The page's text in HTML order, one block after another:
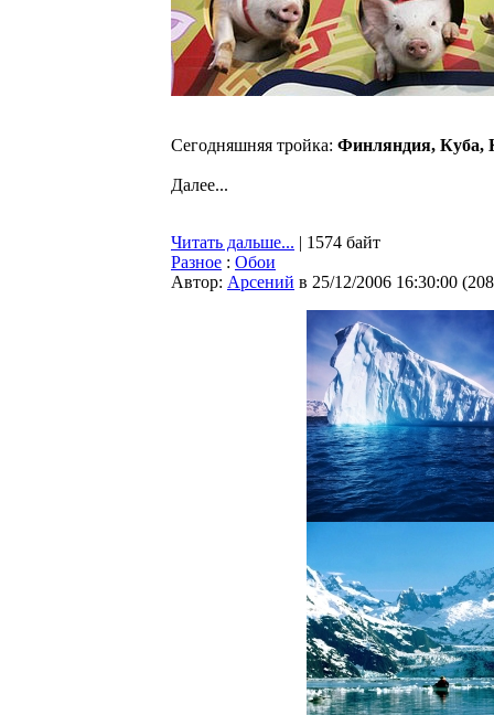
Сегодняшняя тройка: Финляндия, Куба,
Далее...
Читать дальше... | 1574 байт
Разное : Обои
Автор: Арсений в 25/12/2006 16:30:00 (